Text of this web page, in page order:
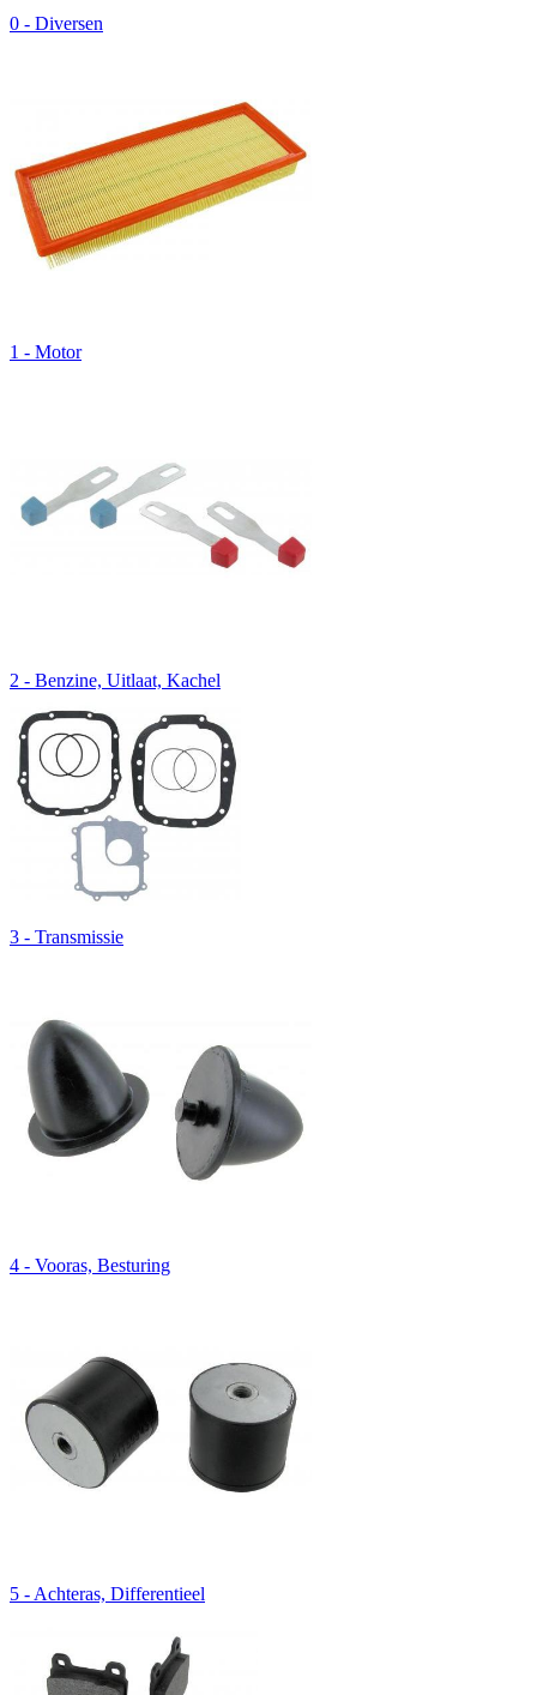
0 - Diversen
1 - Motor
2 - Benzine, Uitlaat, Kachel
3 - Transmissie
4 - Vooras, Besturing
5 - Achteras, Differentieel